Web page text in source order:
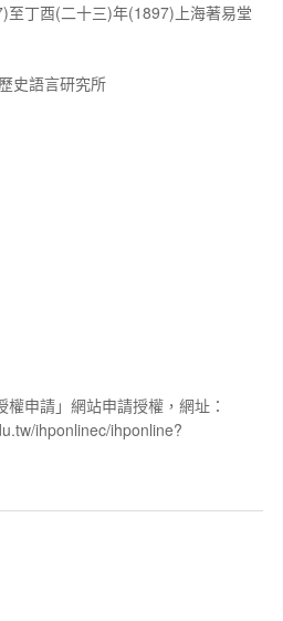
至丁酉(二十三)年(1897)上海著易堂
史語言研究所
申請」網站申請授權，網址：
ihponlinec/ihponline?